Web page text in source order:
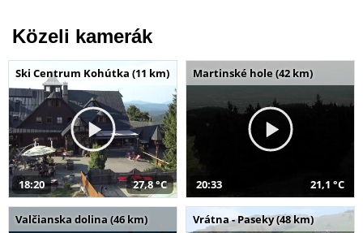
Közeli kamerák
Ski Centrum Kohútka (11 km)
18:20 27,8 °C
Martinské hole (42 km)
20:33 21,1 °C
Valčianska dolina (46 km) Vrátna - Paseky (48 km)